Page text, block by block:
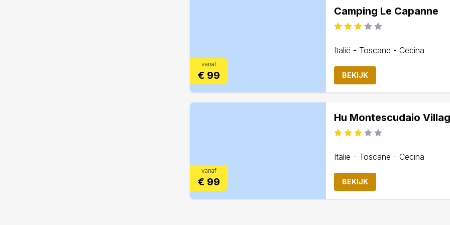
vanaf
€ 99
Camping Le Capanne
Italië - Toscane - Cecina
BEKIJK
vanaf
€ 99
Hu Montescudaio
Italië - Toscane - Cecina
BEKIJK